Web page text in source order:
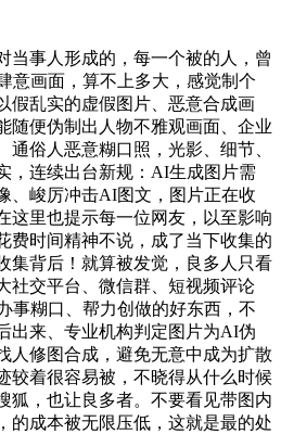
事人形成的，每一个被的人，曾
意画面，算不上多大，感觉制个
假乱实的虚假图片、恶意合成画
随便伪制出人物不雅观画面、企业
通俗人恶意糊口照，光影、细节、
，连续出台新规：AI生成图片需
、峻厉冲击AI图文，图片正在收
这里也提示每一位网友，以至影响
费时间精神不说，成了当下收集的
集背后！就算被发觉，良多人只看
社交平台、微信群、短视频评论
事糊口、帮力创做的好东西，不
出来、专业机构判定图片为AI伪
人修图合成，避免无意中成为扩散
较着很容易被，不晓得从什么时候
狐，也让良多者。不要看见带图内
的成本被无限压低，这就是最的处